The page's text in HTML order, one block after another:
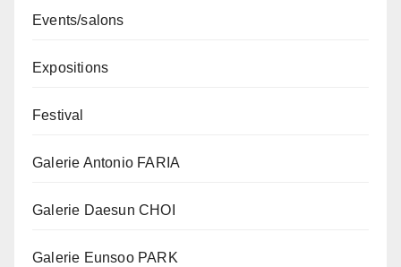
Events/salons
Expositions
Festival
Galerie Antonio FARIA
Galerie Daesun CHOI
Galerie Eunsoo PARK